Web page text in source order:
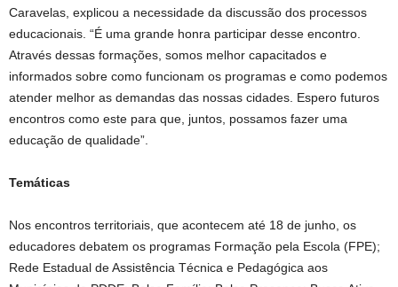
Caravelas, explicou a necessidade da discussão dos processos
educacionais. “É uma grande honra participar desse encontro.
Através dessas formações, somos melhor capacitados e
informados sobre como funcionam os programas e como podemos
atender melhor as demandas das nossas cidades. Espero futuros
encontros como este para que, juntos, possamos fazer uma
educação de qualidade”.
Temáticas
Nos encontros territoriais, que acontecem até 18 de junho, os
educadores debatem os programas Formação pela Escola (FPE);
Rede Estadual de Assistência Técnica e Pedagógica aos